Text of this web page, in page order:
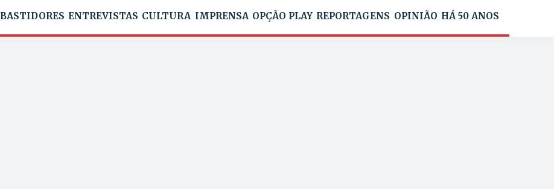
BASTIDORES ENTREVISTAS CULTURA IMPRENSA OPÇÃO PLAY REPORTAGENS OPINIÃO HÁ 50 ANOS